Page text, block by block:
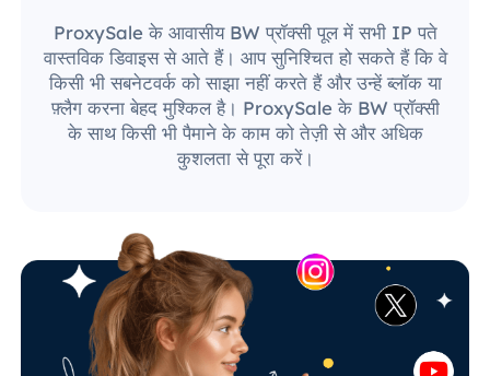
ProxySale के आवासीय BW प्रॉक्सी पूल में सभी IP पते
वास्तविक डिवाइस से आते हैं। आप सुनिश्चित हो सकते हैं कि वे
किसी भी सबनेटवर्क को साझा नहीं करते हैं और उन्हें ब्लॉक या
फ़्लैग करना बेहद मुश्किल है। ProxySale के BW प्रॉक्सी
के साथ किसी भी पैमाने के काम को तेज़ी से और अधिक
कुशलता से पूरा करें।